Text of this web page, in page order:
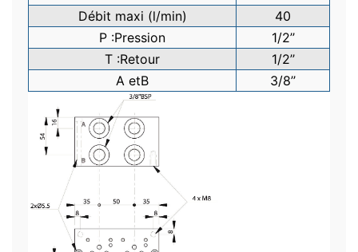
Débit maxi (l/min)
40
P :Pression
1/2’’
T :Retour
1/2’’
A etB 3/8’’